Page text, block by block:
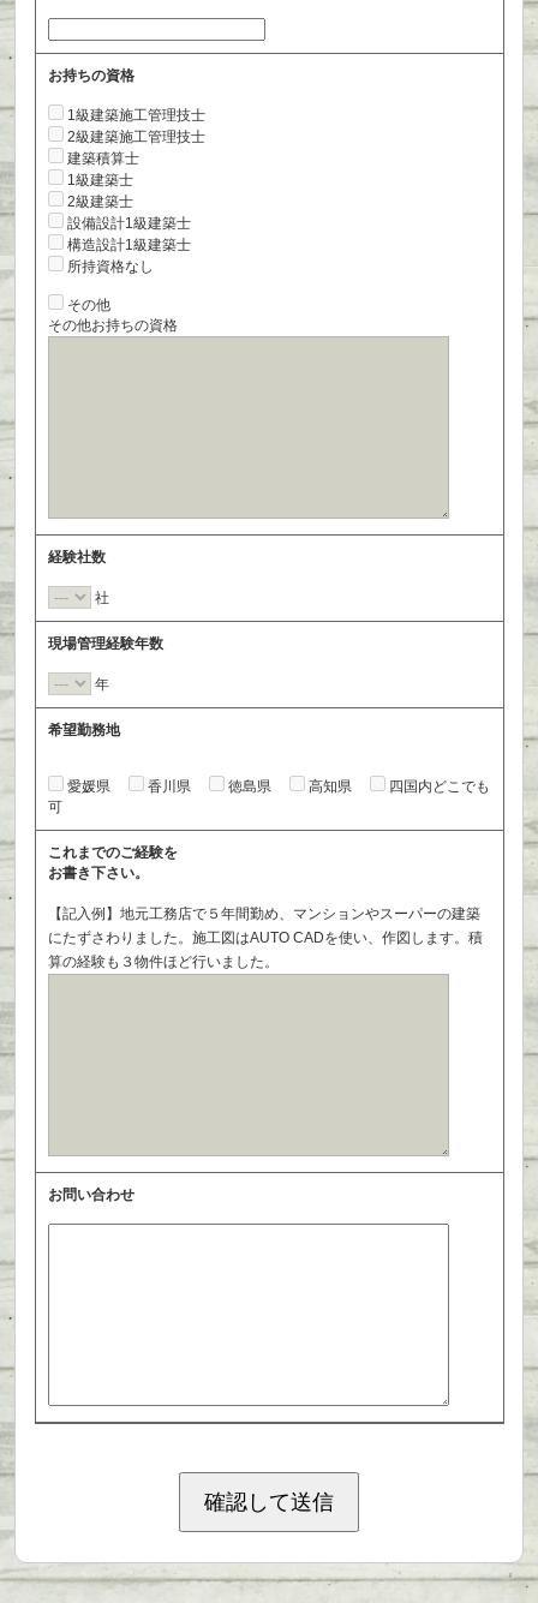
お持ちの資格
1級建築施工管理技士
2級建築施工管理技士
建築積算士
1級建築士
2級建築士
設備設計1級建築士
構造設計1級建築士
所持資格なし
その他
その他お持ちの資格
経験社数
社
現場管理経験年数
年
希望勤務地
愛媛県 香川県 徳島県 高知県
四国内どこでも
可
これまでのご経験を
お書き下さい。
【記入例】地元工務店で５年間勤め、マンションやスーパーの建築
にたずさわりました。施工図はAUTO CADを使い、作図します。積
算の経験も３物件ほど行いました。
お問い合わせ